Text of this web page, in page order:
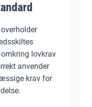
lovkrav
anvender
krav for